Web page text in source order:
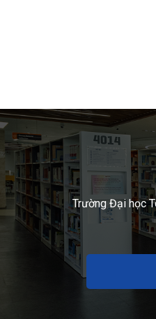
Trường Đại học